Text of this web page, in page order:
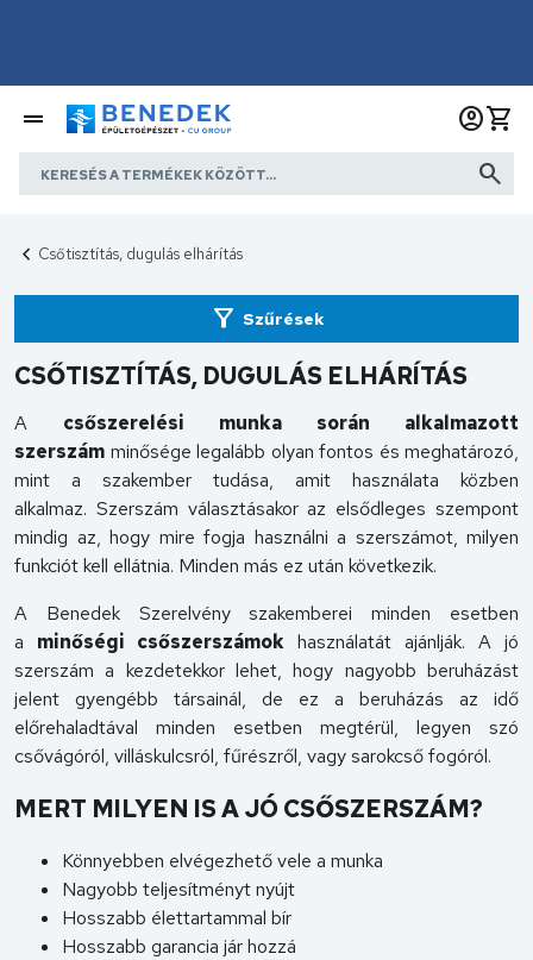
Csőtisztítás, dugulás elhárítás
CSŐTISZTÍTÁS, DUGULÁS ELHÁRÍTÁS
A csőszerelési munka során alkalmazott
szerszám minősége legalább olyan fontos és meghatározó,
mint a szakember tudása, amit használata közben
alkalmaz. Szerszám választásakor az elsődleges szempont
mindig az, hogy mire fogja használni a szerszámot, milyen
funkciót kell ellátnia. Minden más ez után következik.
A Benedek Szerelvény szakemberei minden esetben
a minőségi csőszerszámok használatát ajánlják. A jó
szerszám a kezdetekkor lehet, hogy nagyobb beruházást
jelent gyengébb társainál, de ez a beruházás az idő
előrehaladtával minden esetben megtérül, legyen szó
csővágóról, villáskulcsról, fűrészről, vagy sarokcső fogóról.
MERT MILYEN IS A JÓ CSŐSZERSZÁM?
Könnyebben elvégezhető vele a munka
Nagyobb teljesítményt nyújt
Hosszabb élettartammal bír
Hosszabb garancia jár hozzá
Szűrések